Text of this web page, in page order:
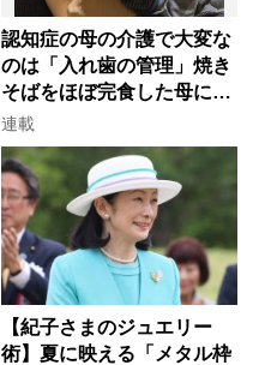
認知症の母の介護で大変な
のは「入れ歯の管理」焼き
そばをほぼ完食した母に息
子が血の気が引いた理由
連載
【紀子さまのジュエリー
術】夏に映える「メタル枠